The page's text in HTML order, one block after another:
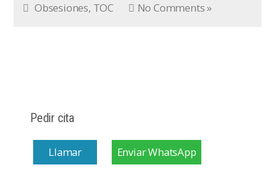
Obsesiones, TOC No Comments »
Pedir cita
Llamar Enviar WhatsApp